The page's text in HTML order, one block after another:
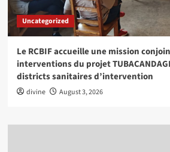
Uncategorized
Le RCBIF accueille une mission
interventions du projet
districts sanitaires d’intervention
divine August 3, 2026